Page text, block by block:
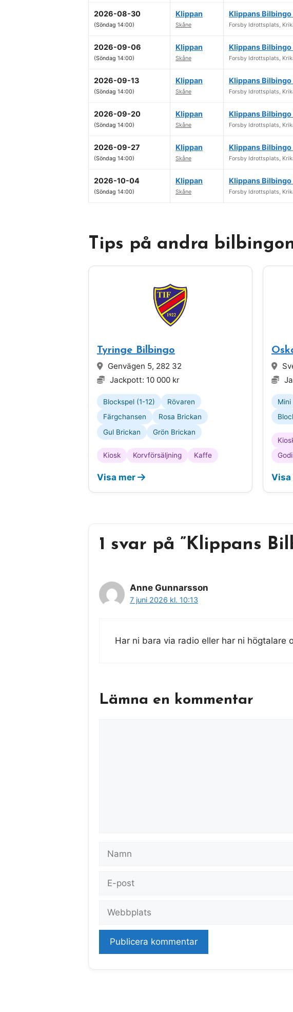
2026-08-30
(Söndag 14:00)
Klippan
Skåne
Klippans Bilbingo
Forsby Idrottsplats,
2026-09-06
(Söndag 14:00)
Klippan
Skåne
Klippans Bilbingo
Forsby Idrottsplats,
2026-09-13
(Söndag 14:00)
Klippan
Skåne
Klippans Bilbingo
Forsby Idrottsplats,
2026-09-20
(Söndag 14:00)
Klippan
Skåne
Klippans Bilbingo
Forsby Idrottsplats,
2026-09-27
(Söndag 14:00)
Klippan
Skåne
Klippans Bilbingo
Forsby Idrottsplats,
2026-10-04
(Söndag 14:00)
Klippan
Skåne
Klippans Bilbingo
Forsby Idrottsplats,
Tips på andra
Tyringe Bilbingo
Genvägen 5, 282 32
Jackpott: 10 000 kr
Blockspel (1-12)
Rövaren
Färgchansen
Rosa Brickan
Gul Brickan
Grön Brickan
Kiosk Korvförsäljning Kaffe
Visa mer
Mini
Visa
1 svar på ”Klippans
Anne Gunnarsson
7 juni 2026 kl. 10:13
Har ni bara via radio eller har ni högtalare
Lämna en kommentar
Namn
Webbplats